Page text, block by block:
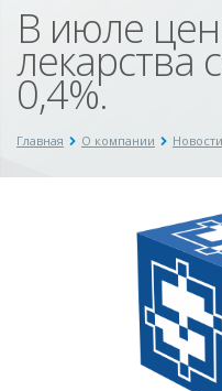
В июле
лекарства
0,4%.
Главная О компании Новости